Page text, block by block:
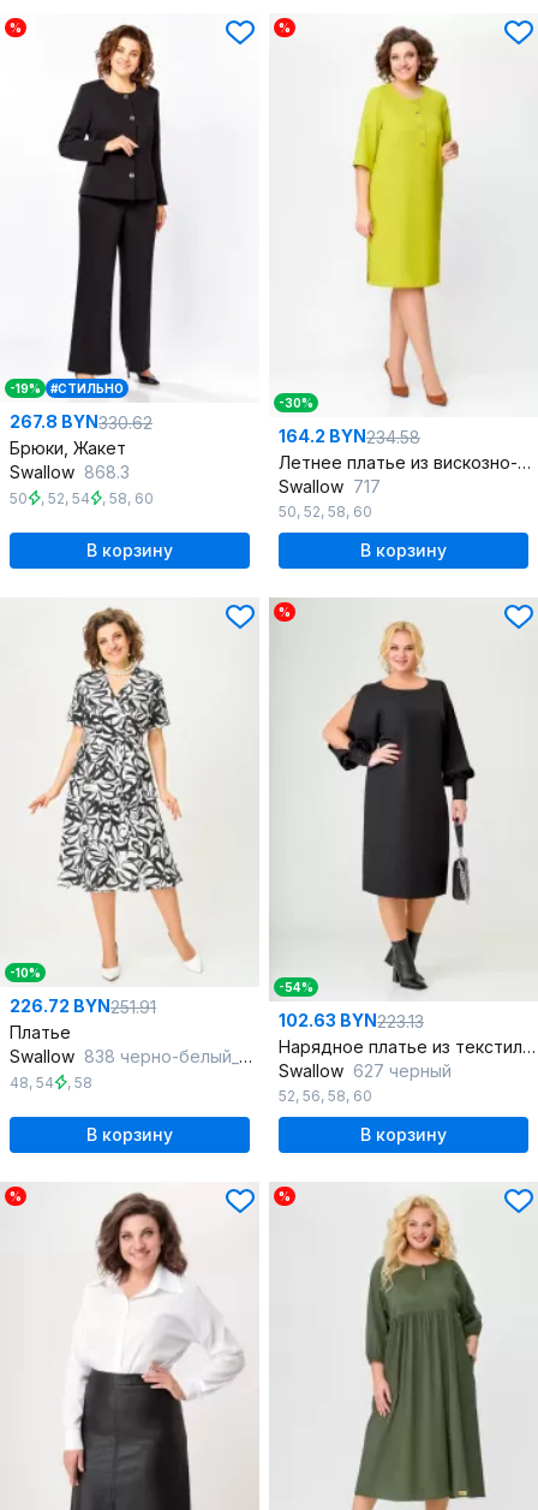
%
-19% #СТИЛЬНО
267.8 BYN330.62
Брюки, Жакет
Swallow 868.3
50 , 52, 54 , 58, 60
В корзину
%
-30%
164.2 BYN234.58
Летнее платье из вискозно-льняной ткани с карманами
Swallow 717
50, 52, 58, 60
В корзину
-10%
226.72 BYN251.91
Платье
Swallow 838 черно-белый_принт
48, 54 , 58
В корзину
%
-54%
102.63 BYN223.13
Нарядное платье из текстиля с разрезами и длинными рукавами
Swallow 627 черный
52, 56, 58, 60
В корзину
% %